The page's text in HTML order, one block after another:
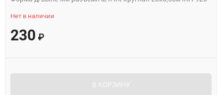
Нет в наличии
230 ₽
В КОРЗИНУ